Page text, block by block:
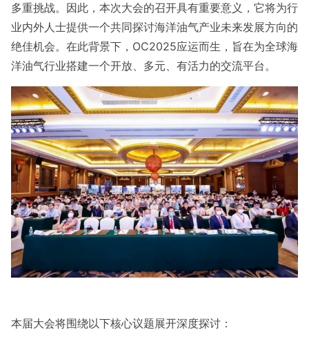
多重挑战。因此，本次大会的召开具有重要意义，它将为行
业内外人士提供一个共同探讨海洋油气产业未来发展方向的
绝佳机会。在此背景下，OC2025应运而生，旨在为全球海
洋油气行业搭建一个开放、多元、有活力的交流平台。
本届大会将围绕以下核心议题展开深度探讨：